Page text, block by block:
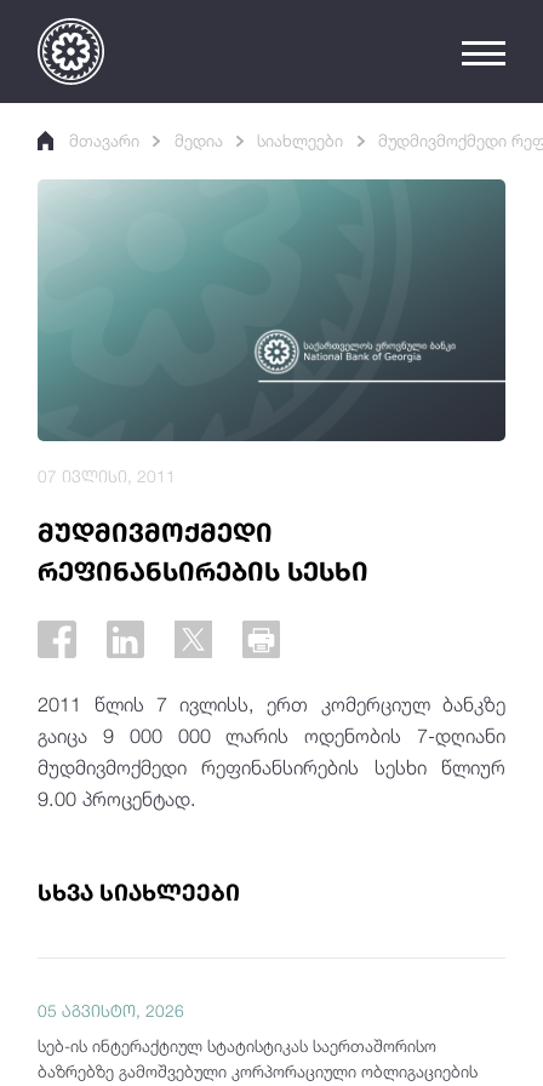
მთავარი მედია სიახლეები მუდმივმოქმედი
მუდმივმოქმედი
რეფინანსირების სესხი
07 ივლისი, 2011
2011 წლის 7 ივლისს, ერთ კომერციულ ბანკზე
გაიცა 9 000 000 ლარის ოდენობის 7-დღიანი
მუდმივმოქმედი რეფინანსირების სესხი წლიურ
9.00 პროცენტად.
სხვა სიახლეები
05 აგვისტო, 2026
სებ-ის ინტერაქტიულ სტატისტიკას საერთაშორისო
ბაზრებზე გამოშვებული კორპორაციული ობლიგაციების